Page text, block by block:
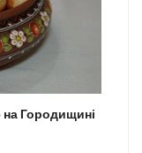
на Городищині